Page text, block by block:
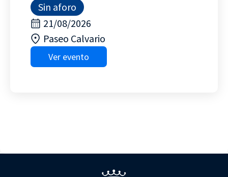
Sin aforo
21/08/2026
Paseo Calvario
Ver evento